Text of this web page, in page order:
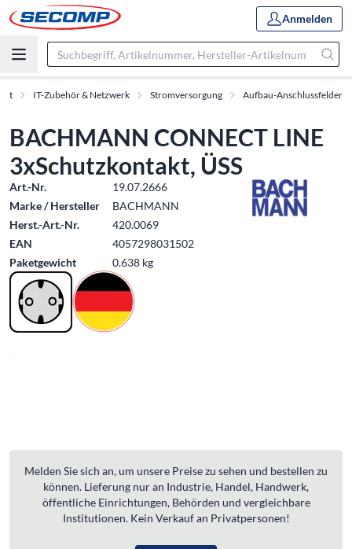
Anmelden
IT-Zubehör & Netzwerk Stromversorgung Aufbau-Anschlussfelder
BACHMANN CONNECT LINE
3xSchutzkontakt, ÜSS
Art.-Nr.
19.07.2666
Marke / Hersteller
BACHMANN
Herst.-Art.-Nr.
420.0069
EAN
4057298031502
Paketgewicht
0.638 kg
Melden Sie sich an, um unsere Preise zu sehen und bestellen zu
können. Lieferung nur an Industrie, Handel, Handwerk,
öffentliche Einrichtungen, Behörden und vergleichbare
Institutionen. Kein Verkauf an Privatpersonen!